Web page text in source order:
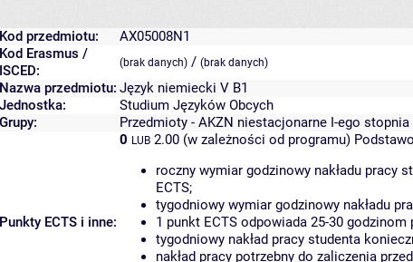
Kod przedmiotu:
AX05008N1
Kod Erasmus /
ISCED:
(brak danych) / (brak danych)
Nazwa przedmiotu: Język niemiecki V B1
Jednostka:
Studium Języków Obcych
Grupy:
Przedmioty - AKZN niestacjonarne I-ego
Punkty ECTS i inne:
0 LUB 2.00 (w zależności od programu)
roczny wymiar godzinowy nakładu pracy
ECTS;
tygodniowy wymiar godzinowy nakładu
1 punkt ECTS odpowiada 25-30
tygodniowy nakład pracy studenta
nakład pracy potrzebny do zaliczenia